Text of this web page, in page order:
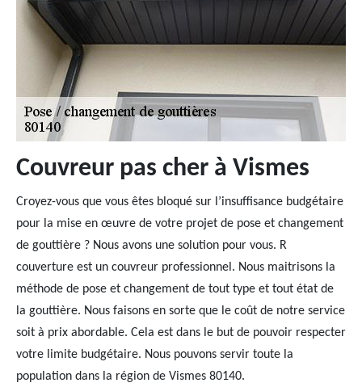
Couvreur pas cher à Vismes
Croyez-vous que vous êtes bloqué sur l’insuffisance budgétaire
pour la mise en œuvre de votre projet de pose et changement
de gouttière ? Nous avons une solution pour vous. R
couverture est un couvreur professionnel. Nous maitrisons la
méthode de pose et changement de tout type et tout état de
la gouttière. Nous faisons en sorte que le coût de notre service
soit à prix abordable. Cela est dans le but de pouvoir respecter
votre limite budgétaire. Nous pouvons servir toute la
population dans la région de Vismes 80140.